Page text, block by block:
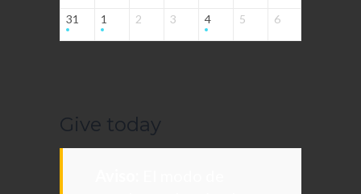
31 1 2 3 4 5 6
Give today